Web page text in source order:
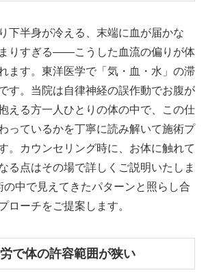
下半身が冷える、末端に血が届かな
りすぎる——こうした血流の偏りが体
ます。東洋医学で「気・血・水」の滞
す。当院は自律神経の誤作動でお腹が
える方一人ひとりの体の中で、この仕
っているかを丁寧に読み解いて施術プ
。カウンセリング時に、お体に触れて
る点はその場で詳しくご説明いたしま
中で見えてきたパターンと照らし合
ローチをご提案します。
で体の許容範囲が狭い